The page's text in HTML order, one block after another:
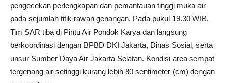
pengecekan perlengkapan dan pemantauan tinggi muka air
pada sejumlah titik rawan genangan. Pada pukul 19.30 WIB,
Tim SAR tiba di Pintu Air Pondok Karya dan langsung
berkoordinasi dengan BPBD DKI Jakarta, Dinas Sosial, serta
unsur Sumber Daya Air Jakarta Selatan. Kondisi area sempat
tergenang air setinggi kurang lebih 80 sentimeter (cm) dengan